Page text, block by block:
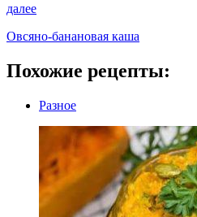
далее
Овсяно-банановая каша
Похожие рецепты:
Разное